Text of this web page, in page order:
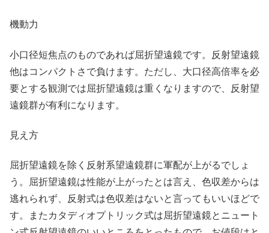
機動力
小口径短焦点のものであれば屈折望遠鏡です。反射望遠鏡
他はコンパクトさで負けます。ただし、大口径高倍率を必
要とする観測では屈折望遠鏡は重くなりますので、反射望
遠鏡群が有利になります。
見え方
屈折望遠鏡を除く反射系望遠鏡群に軍配が上がるでしょ
う。屈折望遠鏡は性能が上がったとは言え、色収差からは
逃れられず、反射式は色収差はないと言ってもいいほどで
す。またカタディオプトリック式は屈折望遠鏡とニュート